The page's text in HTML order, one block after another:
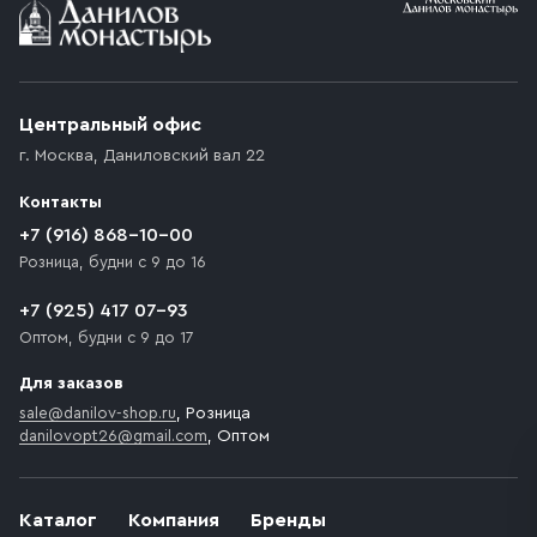
Условия доставки
возникают препятствия для подъезда автомобиля,
которое максимально близко к месту запланированной
движения. Если на территории места назначения
доставки предусмотрен платный въезд, то Покупателю
необходимо компенсировать стоимость въезда
Каталог Компания Бренды
Центральный офис
г. Москва, Даниловский вал 22
Контакты
+7 (916) 868-10-00
Розница, будни с 9 до 16
+7 (925) 417 07-93
Оптом, будни с 9 до 17
Для заказов
sale@danilov-shop.ru, Розница
danilovopt26@gmail.com, Оптом